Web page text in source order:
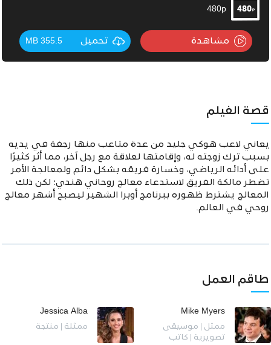
480p
مشاهدة تحميل 355.5 MB
قصة الفيلم
يعاني لاعب هوكي جليد من عدة متاعب منها رجفة في يديه
بسبب ترك زوجته له، وإقامتها لعلاقة مع رجل آخر، مما أثر كثيرًا
على أدائه الرياضي، وخسارة فريقه بشكل دائم ولمعالجة الأمر
تضطر مالكة الفريق لاستدعاء معالج روحاني هندي؛ لكن ذلك
المعالج يشترط ظهوره ببرنامج أوبرا الشهير ليصبح أشهر معالج
روحي في العالم.
طاقم العمل
Mike Myers
ممثل | موسيقى
تصويرية | كاتب
Jessica Alba
ممثلة | منتجة